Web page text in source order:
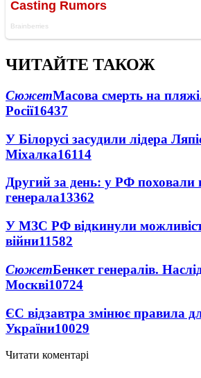
ЧИТАЙТЕ ТАКОЖ
СюжетМасова смерть на
Росії16437
У Білорусі засудили лідера
Міхалка16114
Другий за день: у РФ поховали
генерала13362
У МЗС РФ відкинули
війни11582
СюжетБенкет генералів.
Москві10724
ЄС відзавтра змінює правила
України10029
Читати коментарі